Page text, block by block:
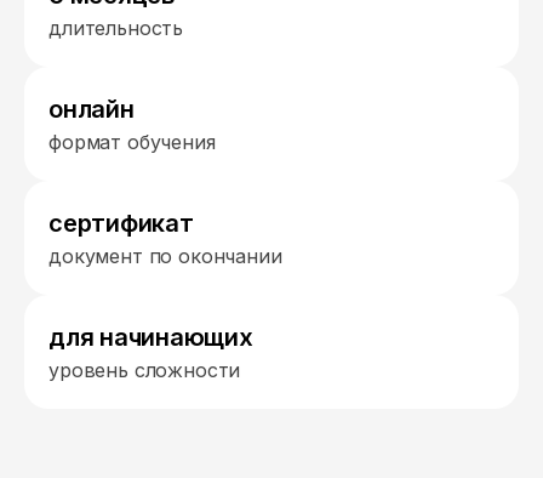
длительность
онлайн
формат обучения
сертификат
документ по окончании
для начинающих
уровень сложности